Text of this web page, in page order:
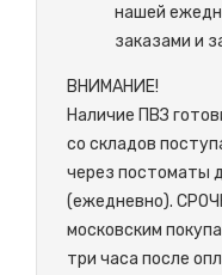
нашей
заказами и
ВНИМАНИЕ!
Наличие ПВЗ
со складов
через постоматы
(ежедневно).
московским
три часа после